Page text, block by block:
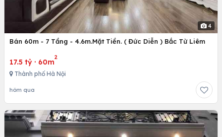
4
Bán 60m - 7 Tầng - 4.6m.Mặt Tiền. ( Đức Diễn ) Bắc Từ Liêm
17.5 tỷ · 60m
2
Thành phố Hà Nội
hôm qua